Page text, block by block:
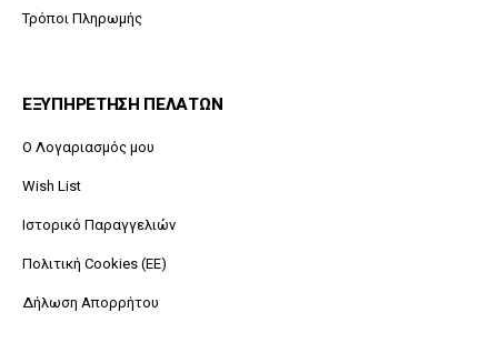
Τρόποι Πληρωμής
ΕΞΥΠΗΡΕΤΗΣΗ ΠΕΛΑΤΩΝ
O Λογαριασμός μου
Wish List
Ιστορικό Παραγγελιών
Πολιτική Cookies (ΕΕ)
Δήλωση Απορρήτου